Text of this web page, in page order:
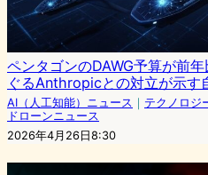
ペンタゴンのDAWG予算が前
ぐるAnthropicとの対立が示す
AI（人工知能）ニュース ｜ テクノロジ
ドローンニュース
2026年4月26日8:30